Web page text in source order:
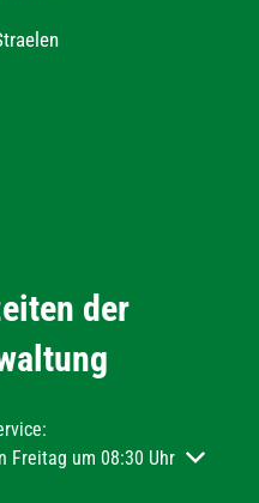
der
oder Schließzeiten
Freitag um 08:30 Uhr